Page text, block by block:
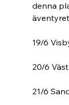
denna
19/6
20/6
21/6